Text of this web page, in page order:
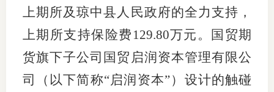
会员动
文化建
上期所及琼中县人民政府的全力支持，
上期所支持保险费 129.80万元。国贸期
货旗下子公司国贸启润资本管理有限公
司（以下简称“启润资本”）设计的触碰